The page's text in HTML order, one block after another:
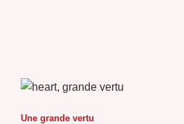
Une grande vertu